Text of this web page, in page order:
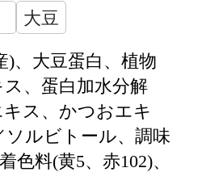
大豆
)、大豆蛋白、植物
、蛋白加水分解
ス、かつおエキ
ソルビトール、調味
色料(黄5、赤102)、